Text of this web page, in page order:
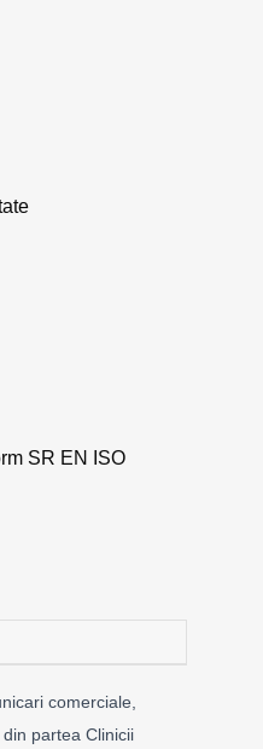
SR EN ISO
comerciale,
partea Clinicii